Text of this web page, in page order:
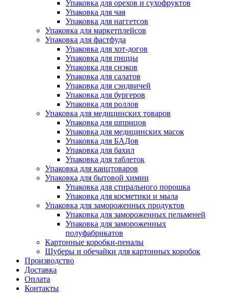
Упаковка для орехов и сухофруктов
Упаковка для чая
Упаковка для наггетсов
Упаковка для маркетплейсов
Упаковка для фастфуда
Упаковка для хот-догов
Упаковка для пиццы
Упаковка для снэков
Упаковка для салатов
Упаковка для сэндвичей
Упаковка для бургеров
Упаковка для роллов
Упаковка для медицинских товаров
Упаковка для шприцов
Упаковка для медицинских масок
Упаковка для БАДов
Упаковка для бахил
Упаковка для таблеток
Упаковка для канцтоваров
Упаковка для бытовой химии
Упаковка для стирального порошка
Упаковка для косметики и мыла
Упаковка для замороженных продуктов
Упаковка для замороженных пельменей
Упаковка для замороженных
полуфабрикатов
Картонные коробки-пеналы
Шуберы и обечайки для картонных коробок
Производство
Доставка
Оплата
Контакты